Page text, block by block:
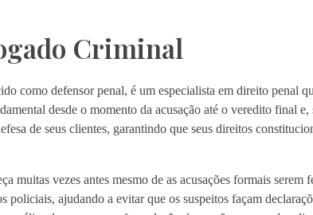
Criminal
como defensor penal, é um especialista em direito penal
desde o momento da acusação até o veredito final e,
de seus clientes, garantindo que seus direitos
muitas vezes antes mesmo de as acusações formais serem
policiais, ajudando a evitar que os suspeitos façam